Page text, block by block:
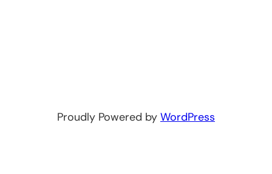
Proudly Powered by WordPress